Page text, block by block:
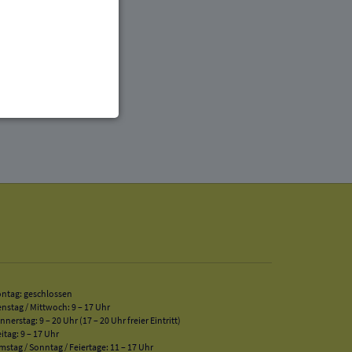
Daten
Wir verwenden
Ihrem Besuch
auf dieser
geschlossen
/ Mittwoch: 9 – 17 Uhr
9 – 20 Uhr (17 – 20 Uhr freier Eintritt)
9 – 17 Uhr
/ Sonntag / Feiertage: 11 – 17 Uhr